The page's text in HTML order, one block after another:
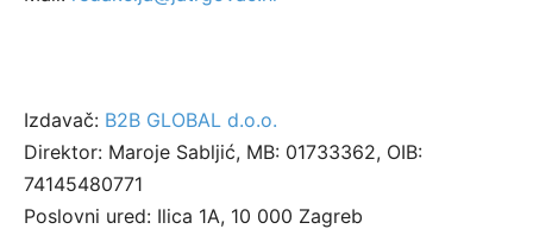
Izdavač: B2B GLOBAL d.o.o.
Direktor: Maroje Sabljić, MB: 01733362, OIB:
74145480771
Poslovni ured: Ilica 1A, 10 000 Zagreb